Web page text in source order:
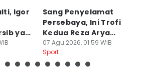
Igor
yang
Sang Penyelamat
Persebaya, Ini Trofi
Kedua Reza Arya
Bersama Tavares
07 Agu 2026, 01:59 WIB
Sport